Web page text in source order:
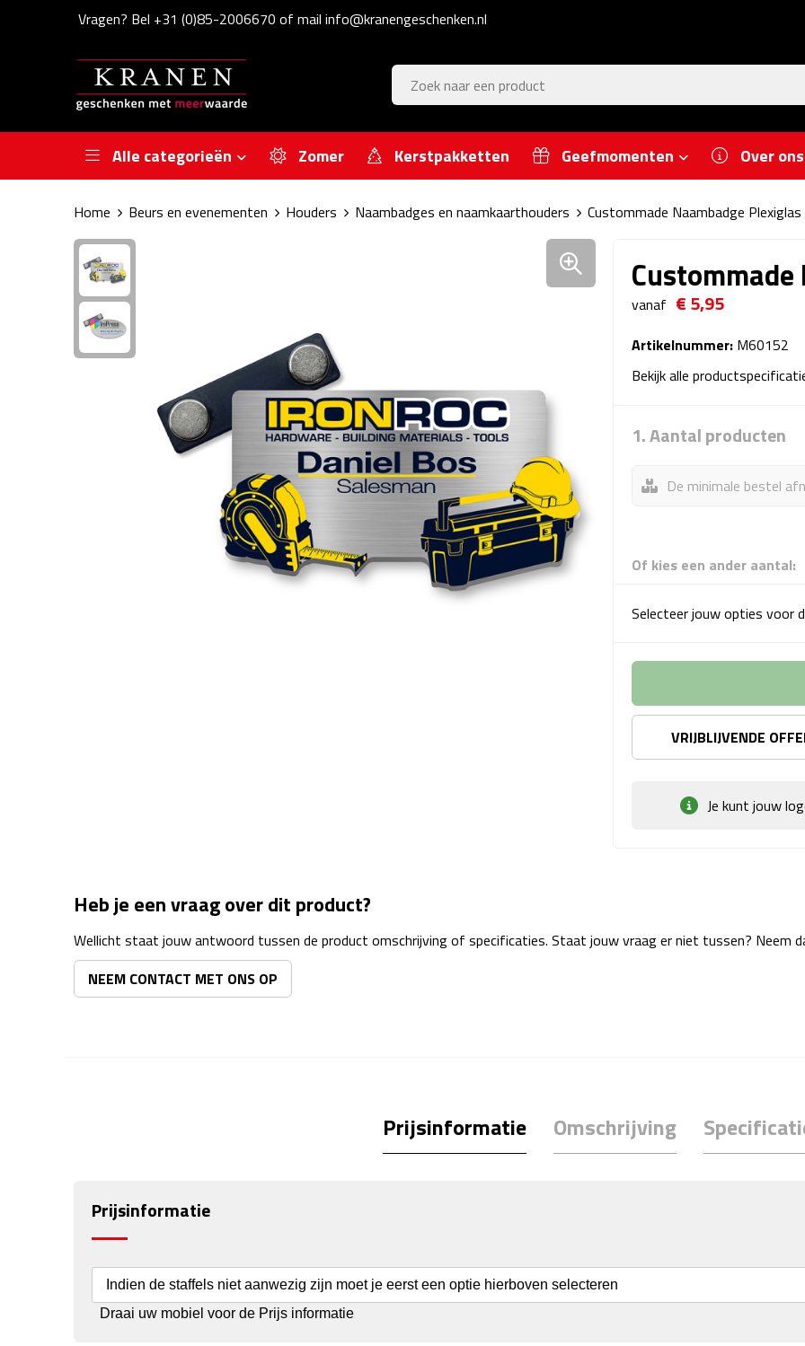
Vragen? Bel +31 (0)85-2006670 of mail info@kranengeschenken.nl
Alle categorieën Zomer Kerstpakketten Geefmomenten Over ons
Home Beurs en evenementen Houders Naambadges en naamkaarthouders Custommade Naambadge Plexiglas
vanaf € 5,95
Artikelnummer: M60152
Bekijk alle
1. Aantal producten
De minimale bestel
Of kies een ander aantal:
Selecteer jouw opties voor
VRIJBLIJVENDE
Je kunt jouw
Heb je een vraag over dit product?
Wellicht staat jouw antwoord tussen de product omschrijving of specificaties. Staat jouw vraag er niet tussen? Neem
NEEM CONTACT MET ONS OP
Prijsinformatie Omschrijving
Prijsinformatie
Indien de staffels niet aanwezig zijn moet je eerst een optie hierboven selecteren
Draai uw mobiel voor de Prijs informatie